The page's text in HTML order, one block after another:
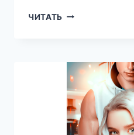
ЧИТАТЬ ЛЮБИТЬ
НОСКОВА